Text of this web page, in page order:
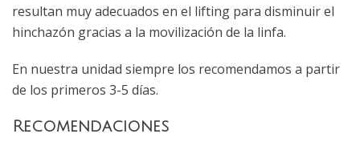
resultan muy adecuados en el lifting para disminuir el
hinchazón gracias a la movilización de la linfa.
En nuestra unidad siempre los recomendamos a partir
de los primeros 3-5 días.
Recomendaciones